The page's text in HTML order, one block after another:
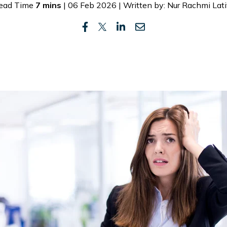
Time 7 mins | 06 Feb 2026 | Written by: Nur Rachmi